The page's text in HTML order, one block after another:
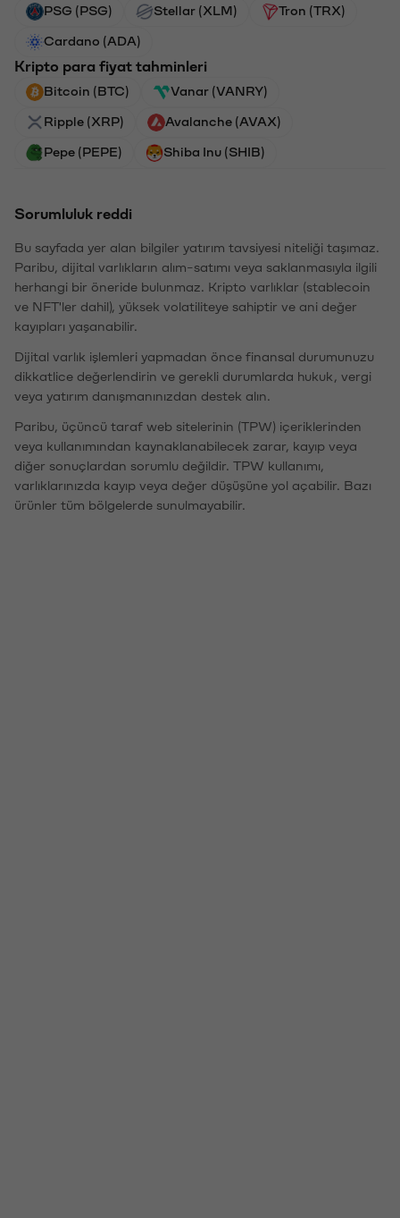
PSG (PSG) Stellar (XLM) Tron (TRX)
Cardano (ADA)
Kripto para fiyat tahminleri
Bitcoin (BTC) Vanar (VANRY)
Ripple (XRP) Avalanche (AVAX)
Pepe (PEPE) Shiba Inu (SHIB)
Sorumluluk reddi
Bu sayfada yer alan bilgiler yatırım tavsiyesi niteliği taşımaz.
Paribu, dijital varlıkların alım-satımı veya saklanmasıyla ilgili
herhangi bir öneride bulunmaz. Kripto varlıklar (stablecoin
ve NFT'ler dahil), yüksek volatiliteye sahiptir ve ani değer
kayıpları yaşanabilir.
Dijital varlık işlemleri yapmadan önce finansal durumunuzu
dikkatlice değerlendirin ve gerekli durumlarda hukuk, vergi
veya yatırım danışmanınızdan destek alın.
Paribu, üçüncü taraf web sitelerinin (TPW) içeriklerinden
veya kullanımından kaynaklanabilecek zarar, kayıp veya
diğer sonuçlardan sorumlu değildir. TPW kullanımı,
varlıklarınızda kayıp veya değer düşüşüne yol açabilir. Bazı
ürünler tüm bölgelerde sunulmayabilir.